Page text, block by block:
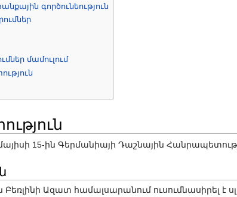
գործունեություն
մամուլում
մայիսի 15-ին Գերմանիայի Դաշնային
Բեռլինի Ազատ համալսարանում ուսումնասիրել է